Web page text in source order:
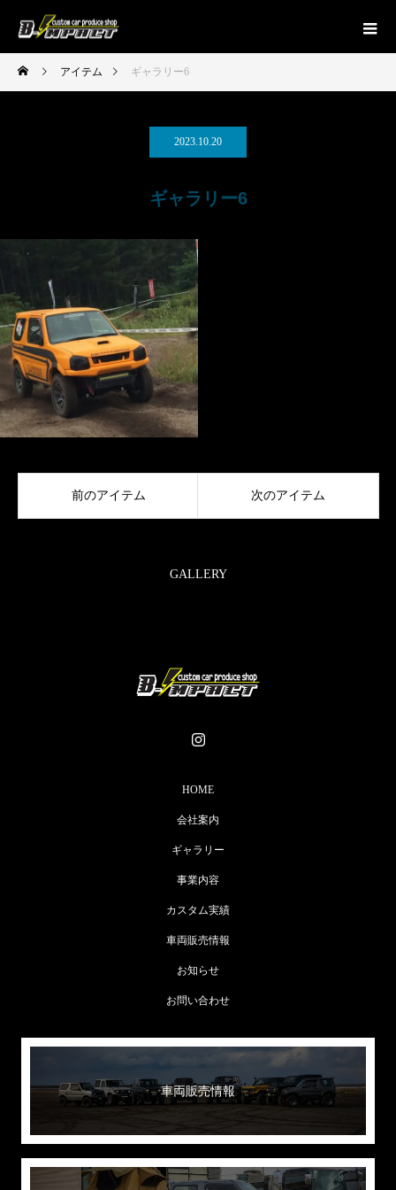
アイテム ギャラリー6
2023.10.20
ギャラリー6
前のアイテム 次のアイテム
GALLERY
HOME
会社案内
ギャラリー
事業内容
カスタム実績
車両販売情報
お知らせ
お問い合わせ
車両販売情報